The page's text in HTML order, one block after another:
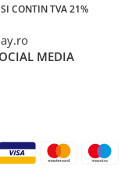
CONTIN TVA 21%
MEDIA